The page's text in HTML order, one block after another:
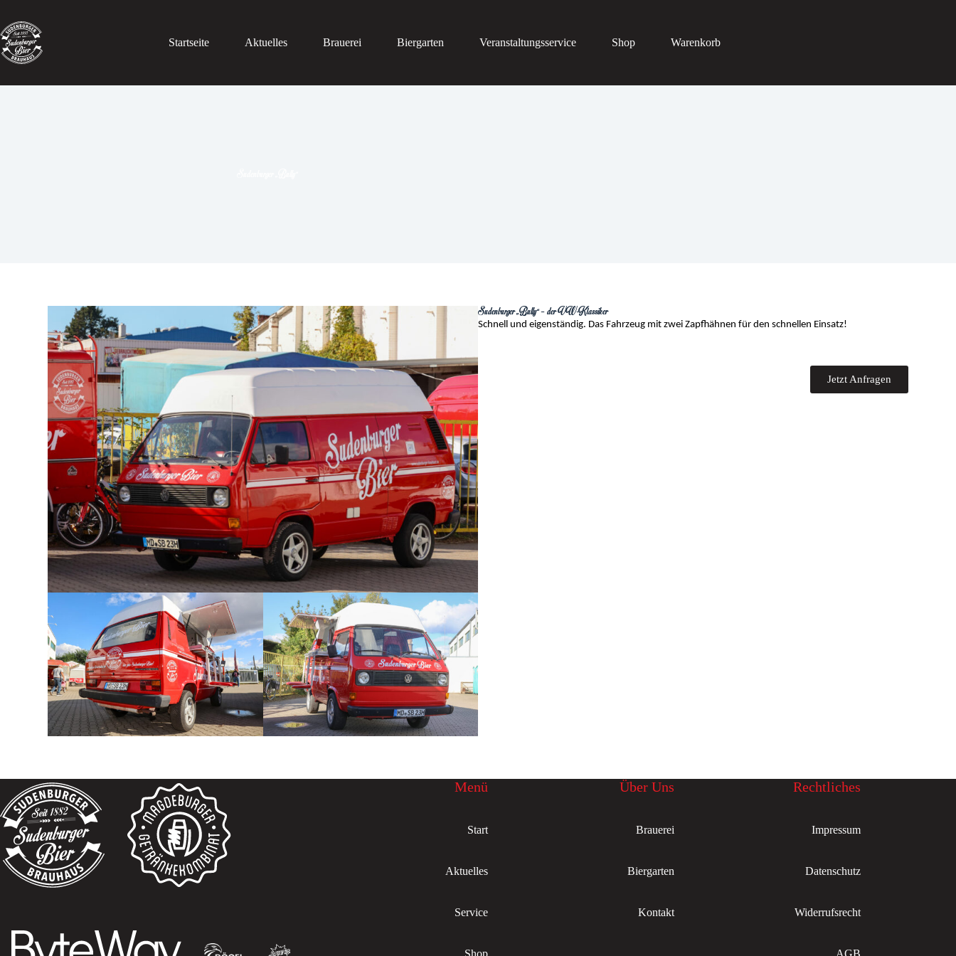
Startseite Aktuelles Brauerei Biergarten Veranstaltungsservice Shop Warenkorb
Sudenburger „Bully“ – der VW-Klassiker
Schnell und eigenständig. Das Fahrzeug mit zwei Zapfhähnen für den schnellen Einsatz!
Jetzt Anfragen
Menü
Start
Aktuelles
Service
Shop
Über Uns
Brauerei
Biergarten
Kontakt
Rechtliches
Impressum
Datenschutz
Widerrufsrecht
AGB